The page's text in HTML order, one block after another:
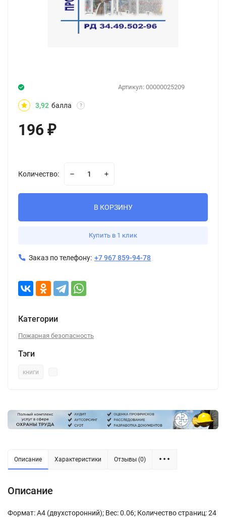
Артикул: 00000025209
3,92 балла ?
196 ₽
Количество:
В КОРЗИНУ
Купить в 1 клик
Заказ по телефону: +7 967 859-94-78
Категории
Пожарная безопасность
Тэги
книги
Описание Характеристики Отзывы (0)
Описание
Формат: А4 (двухсторонний); Вес: 0.06; Количество страниц: 24